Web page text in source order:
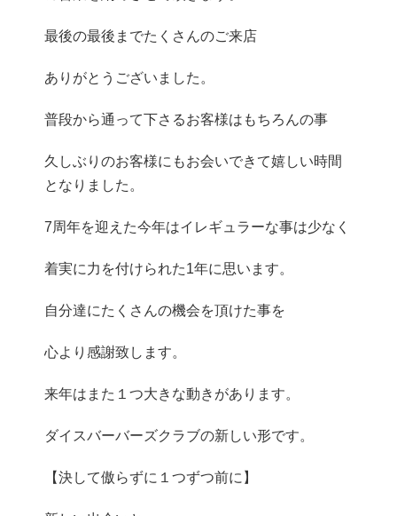
最後の最後までたくさんのご来店
ありがとうございました。
普段から通って下さるお客様はもちろんの事
久しぶりのお客様にもお会いできて嬉しい時間
となりました。
7周年を迎えた今年はイレギュラーな事は少なく
着実に力を付けられた1年に思います。
自分達にたくさんの機会を頂けた事を
心より感謝致します。
来年はまた１つ大きな動きがあります。
ダイスバーバーズクラブの新しい形です。
【決して傲らずに１つずつ前に】